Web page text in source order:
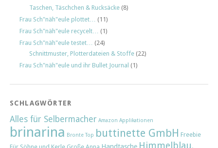
Taschen, Täschchen & Rucksäcke (8)
Frau Sch"näh"eule plottet…
(11)
Frau Sch"näh"eule recycelt…
(1)
Frau Sch"näh"eule testet…
(24)
Schnittmuster, Plotterdateien & Stoffe (22)
Frau Sch"näh"eule und ihr Bullet Journal (1)
SCHLAGWÖRTER
Alles für Selbermacher Amazon Applikationen
brinarina Bronte Top buttinette GmbH Freebie
Handtasche Himmelblau.